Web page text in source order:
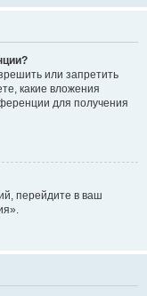
или запретить
какие вложения
для получения
перейдите в ваш